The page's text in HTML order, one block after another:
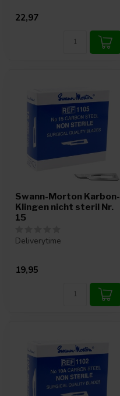
22,97
Swann-Morton Karbon-
Klingen nicht steril Nr.
15
Deliverytime
19,95